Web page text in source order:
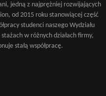
jedną z najprężniej rozwijających
od 2015 roku stanowiącej część
studenci naszego Wydziału
w różnych działach firmy,
stałą współpracę.